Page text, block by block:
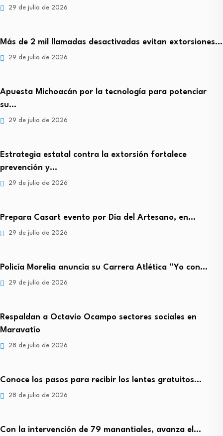
29 de julio de 2026
Más de 2 mil llamadas desactivadas evitan extorsiones…
29 de julio de 2026
Apuesta Michoacán por la tecnología para potenciar
su…
29 de julio de 2026
Estrategia estatal contra la extorsión fortalece
prevención y…
29 de julio de 2026
Prepara Casart evento por Día del Artesano, en…
29 de julio de 2026
Policía Morelia anuncia su Carrera Atlética “Yo con…
29 de julio de 2026
Respaldan a Octavio Ocampo sectores sociales en
Maravatío
28 de julio de 2026
Conoce los pasos para recibir los lentes gratuitos…
28 de julio de 2026
Con la intervención de 79 manantiales, avanza el…